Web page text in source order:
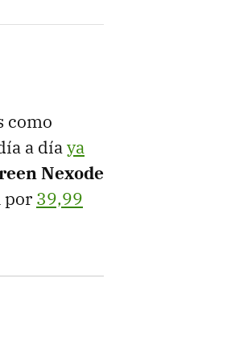
como
a díaya
Nexode
por 39,99